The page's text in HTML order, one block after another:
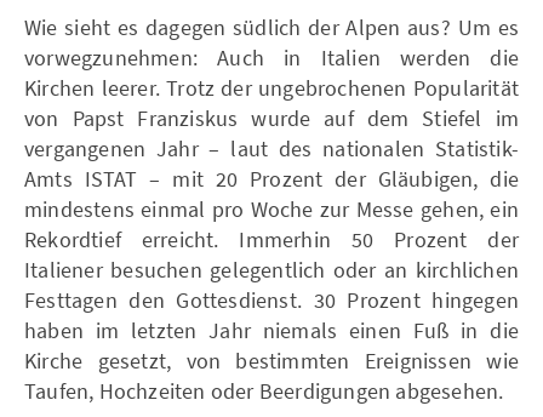
Wie sieht es dagegen südlich der Alpen aus? Um es
vorwegzunehmen: Auch in Italien werden die
Kirchen leerer. Trotz der ungebrochenen Popularität
von Papst Franziskus wurde auf dem Stiefel im
vergangenen Jahr – laut des nationalen Statistik-
Amts ISTAT – mit 20 Prozent der Gläubigen, die
mindestens einmal pro Woche zur Messe gehen, ein
Rekordtief erreicht. Immerhin 50 Prozent der
Italiener besuchen gelegentlich oder an kirchlichen
Festtagen den Gottesdienst. 30 Prozent hingegen
haben im letzten Jahr niemals einen Fuß in die
Kirche gesetzt, von bestimmten Ereignissen wie
Taufen, Hochzeiten oder Beerdigungen abgesehen.